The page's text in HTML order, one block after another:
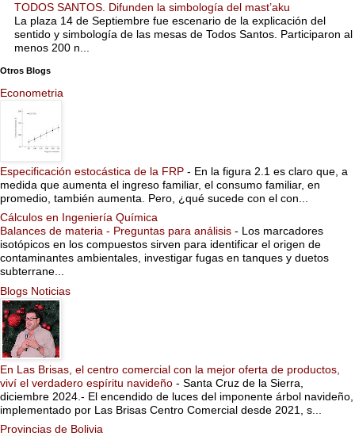
TODOS SANTOS. Difunden la simbología del mast’aku
La plaza 14 de Septiembre fue escenario de la explicación del
sentido y simbología de las mesas de Todos Santos. Participaron al
menos 200 n...
Otros Blogs
Econometria
Especificación estocástica de la FRP - En la figura 2.1 es claro que, a
medida que aumenta el ingreso familiar, el consumo familiar, en
promedio, también aumenta. Pero, ¿qué sucede con el con...
Cálculos en Ingeniería Química
Balances de materia - Preguntas para análisis - Los marcadores
isotópicos en los compuestos sirven para identificar el origen de
contaminantes ambientales, investigar fugas en tanques y duetos
subterrane...
Blogs Noticias
En Las Brisas, el centro comercial con la mejor oferta de productos,
viví el verdadero espíritu navideño - Santa Cruz de la Sierra,
diciembre 2024.- El encendido de luces del imponente árbol navideño,
implementado por Las Brisas Centro Comercial desde 2021, s...
Provincias de Bolivia